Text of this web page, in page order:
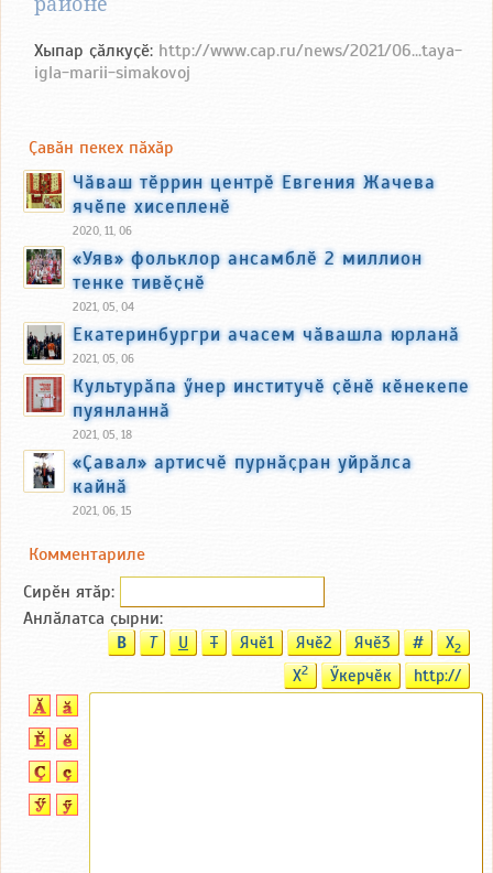
Хыпар ҫӑлкуҫӗ: http://www.cap.ru/news/2021/06...taya-
igla-marii-simakovoj
Ҫавӑн пекех пӑхӑр
Чӑваш тӗррин центрӗ Евгения Жачева
ячӗпе хисепленӗ
2020, 11, 06
«Уяв» фольклор ансамблӗ 2 миллион
тенке тивӗҫнӗ
2021, 05, 04
Екатеринбургри ачасем чӑвашла юрланӑ
2021, 05, 06
Культурӑпа ӳнер институчӗ ҫӗнӗ кӗнекепе
пуянланнӑ
2021, 05, 18
«Ҫавал» артисчӗ пурнӑҫран уйрӑлса
кайнӑ
2021, 06, 15
Комментариле
Сирӗн ятӑp:
Анлӑлатса ҫырни:
B T U T Ячӗ1 Ячӗ2 Ячӗ3 # X2
X2 Ӳкерчӗк http://